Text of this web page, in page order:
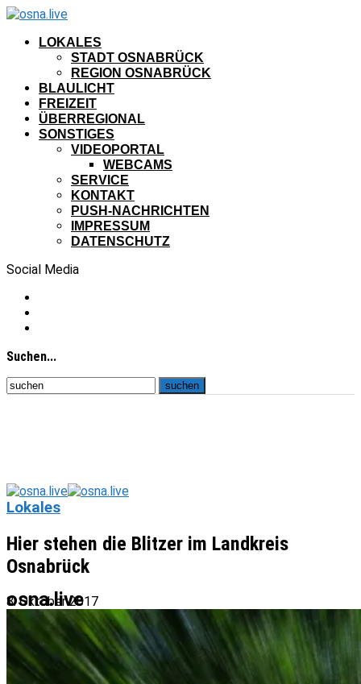
LOKALES
STADT OSNABRÜCK
REGION OSNABRÜCK
BLAULICHT
FREIZEIT
ÜBERREGIONAL
SONSTIGES
VIDEOPORTAL
WEBCAMS
SERVICE
KONTAKT
PUSH-NACHRICHTEN
IMPRESSUM
DATENSCHUTZ
Social Media
Suchen...
osna.live
Lokales
Hier stehen die Blitzer im Landkreis
Osnabrück
8. Oktober 2017